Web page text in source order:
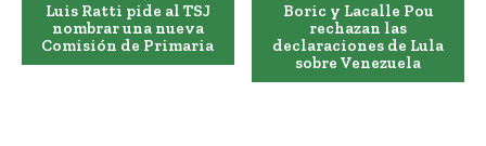
Luis Ratti pide al TSJ
nombrar una nueva
Comisión de Primaria
Boric y Lacalle Pou
rechazan las
declaraciones de Lula
sobre Venezuela